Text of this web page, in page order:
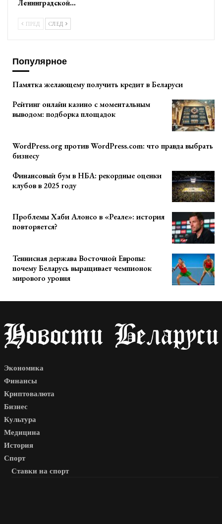
Ленинградской…
ПРЕД СЛЕД
Популярное
Памятка желающему получить кредит в Беларуси
Рейтинг онлайн казино с моментальным
выводом: подборка площадок
WordPress.org против WordPress.com: что правда выбрать
бизнесу
Финансовый бум в НБА: рекордные оценки
клубов в 2025 году
Проблемы Хаби Алонсо в «Реале»: история
повторяется?
Теннисная держава Восточной Европы:
почему Беларусь выращивает чемпионок
мирового уровня
Экономика
Финансы
Криптовалюта
Бизнес
Культура
Медицина
История
Спорт
Ставки на спорт